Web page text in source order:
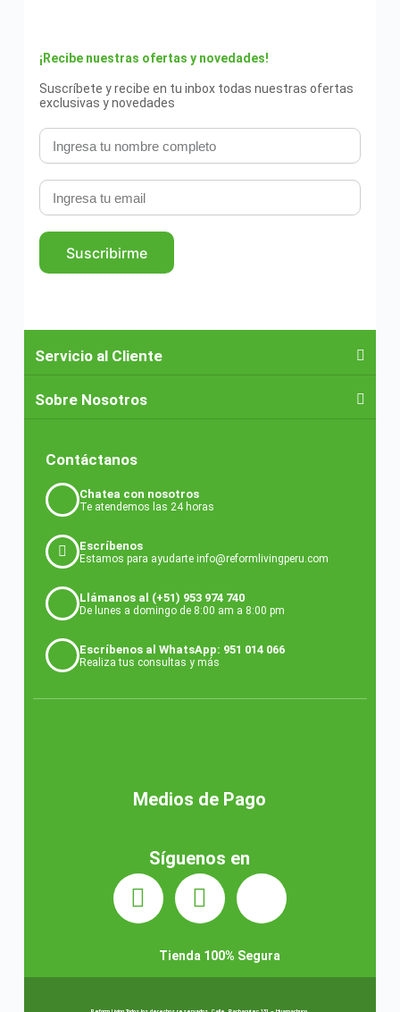
¡Recibe nuestras ofertas y novedades!
Suscríbete y recibe en tu inbox todas nuestras ofertas
exclusivas y novedades
Suscribirme
Servicio al Cliente
Sobre Nosotros
Contáctanos
Chatea con nosotros
Te atendemos las 24 horas
Escríbenos
Estamos para ayudarte info@reformlivingperu.com
Llámanos al (+51) 953 974 740
De lunes a domingo de 8:00 am a 8:00 pm
Escríbenos al WhatsApp: 951 014 066
Realiza tus consultas y más
Medios de Pago
Síguenos en
Tienda 100% Segura
Reform Living Todos los derechos reservados. Calle. Pachacutec 131 – Huamachuco.